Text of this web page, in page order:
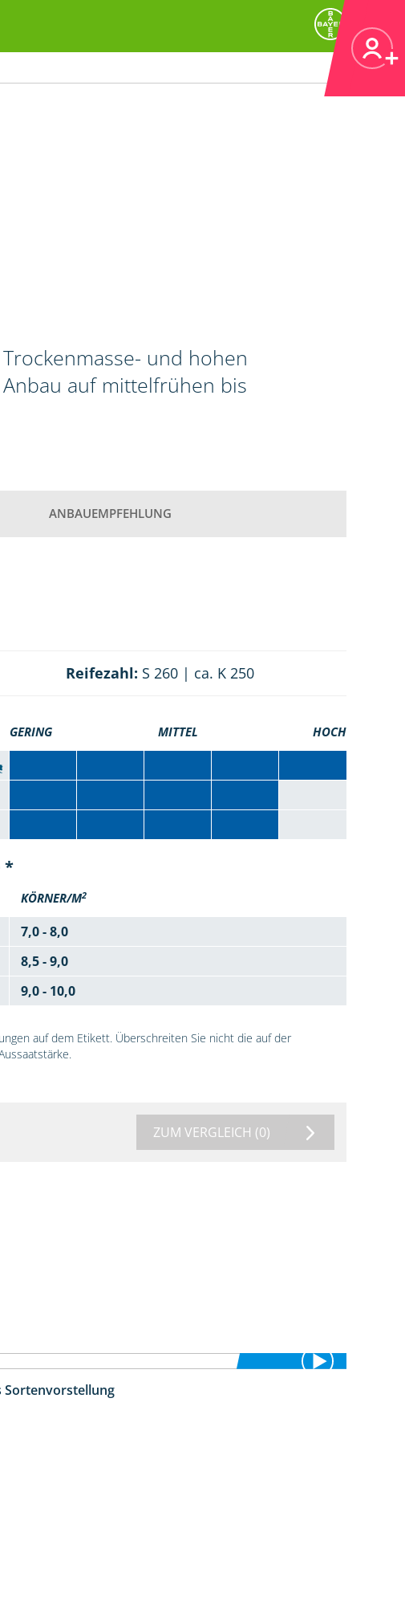
und hohen
auf mittelfrühen bis
ANBAUEMPFEHLUNG
Reifezahl: S 260 | ca. K 250
GERING MITTEL HOCH
*
KÖRNER/M2
7,0 - 8,0
8,5 - 9,0
9,0 - 10,0
auf dem Etikett. Überschreiten Sie nicht die auf der
ZUM VERGLEICH (0)
Sortenvorstellung